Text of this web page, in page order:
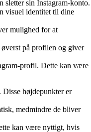
sletter sin Instagram-konto.
visuel identitet til dine
mulighed for at
på profilen og giver
profil. Dette kan være
højdepunkter er
medmindre de bliver
kan være nyttigt, hvis